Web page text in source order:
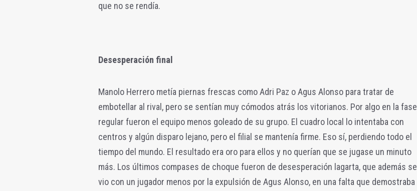
que no se rendía.
Desesperación final
Manolo Herrero metía piernas frescas como Adri Paz o Agus Alonso para tratar de
embotellar al rival, pero se sentían muy cómodos atrás los vitorianos. Por algo en la fase
regular fueron el equipo menos goleado de su grupo. El cuadro local lo intentaba con
centros y algún disparo lejano, pero el filial se mantenía firme. Eso sí, perdiendo todo el
tiempo del mundo. El resultado era oro para ellos y no querían que se jugase un minuto
más. Los últimos compases de choque fueron de desesperación lagarta, que además se
vio con un jugador menos por la expulsión de Agus Alonso, en una falta que demostraba